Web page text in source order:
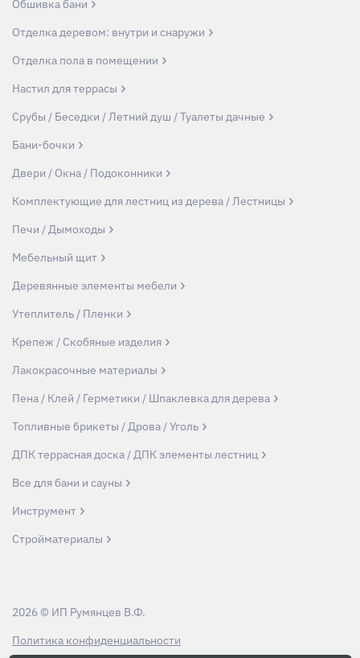
Обшивка бани
Отделка деревом: внутри и снаружи
Отделка пола в помещении
Настил для террасы
Срубы / Беседки / Летний душ / Туалеты дачные
Бани-бочки
Двери / Окна / Подоконники
Комплектующие для лестниц из дерева / Лестницы
Печи / Дымоходы
Мебельный щит
Деревянные элементы мебели
Утеплитель / Пленки
Крепеж / Скобяные изделия
Лакокрасочные материалы
Пена / Клей / Герметики / Шпаклевка для дерева
Топливные брикеты / Дрова / Уголь
ДПК террасная доска / ДПК элементы лестниц
Все для бани и сауны
Инструмент
Стройматериалы
Политика конфиденциальности
2026 © ИП Румянцев В.Ф.